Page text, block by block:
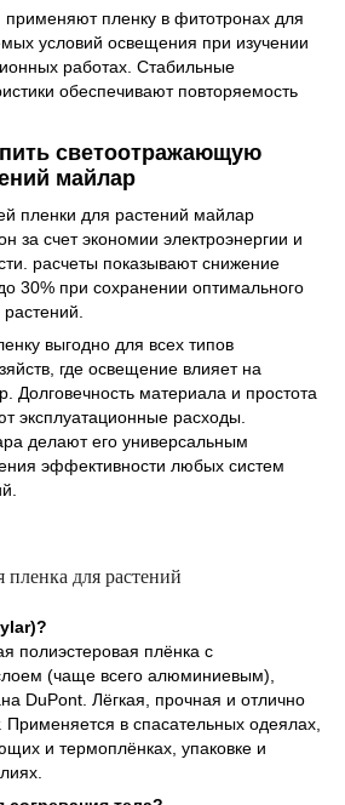
пленку в фитотронах для
условий освещения при изучении
работах. Стабильные
обеспечивают повторяемость
светоотражающую
майлар
пленки для растений майлар
за счет экономии электроэнергии и
расчеты показывают снижение
30% при сохранении оптимального
выгодно для всех типов
где освещение влияет на
Долговечность материала и простота
эксплуатационные расходы.
делают его универсальным
эффективности любых систем
для растений
полиэстеровая плёнка с
(чаще всего алюминиевым),
DuPont. Лёгкая, прочная и отлично
Применяется в спасательных одеялах,
и термоплёнках, упаковке и